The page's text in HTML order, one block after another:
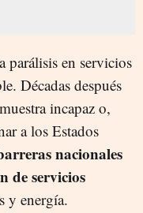
parálisis en servicios
Décadas después
incapaz o,
a los Estados
nacionales
de servicios
y energía.